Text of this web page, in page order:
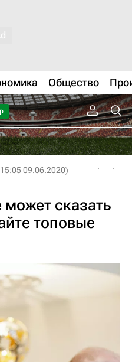
Общество
09.06.2020)
сказать
топовые